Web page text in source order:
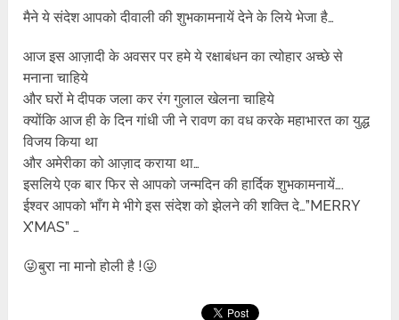
मैने ये संदेश आपको दीवाली की शुभकामनायें देने के लिये भेजा है…
आज इस आज़ादी के अवसर पर हमे ये रक्षाबंधन का त्योहार अच्छे से
मनाना चाहिये
और घरों मे दीपक जला कर रंग गुलाल खेलना चाहिये
क्योंकि आज ही के दिन गांधी जी ने रावण का वध करके महाभारत का युद्ध
विजय किया था
और अमेरीका को आज़ाद कराया था…
इसलिये एक बार फिर से आपको जन्मदिन की हार्दिक शुभकामनायें….
ईश्वर आपको भाँग मे भीगे इस संदेश को झेलने की शक्ति दे…”MERRY
X’MAS” …
😜बुरा ना मानो होली है !😜